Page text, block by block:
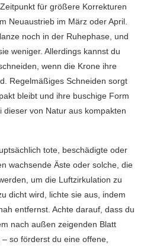
für größere Korrekturen
Neuaustrieb im März oder April.
noch in der Ruhephase, und
weniger. Allerdings kannst du
wenn die Krone ihre
Regelmäßiges Schneiden sorgt
bleibt und ihre buschige Form
dieser von Natur aus kompakten
tote, beschädigte oder
wachsende Äste oder solche, die
um die Luftzirkulation zu
dicht wird, lichte sie aus, indem
entfernst. Achte darauf, dass du
nach außen zeigenden Blatt
so förderst du eine offene,